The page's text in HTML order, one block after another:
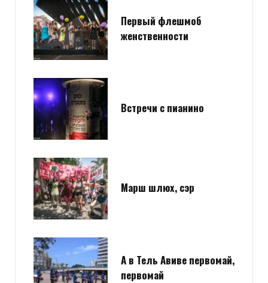
Первый флешмоб
женственности
Встречи с пианино
Марш шлюх, сэр
А в Тель Авиве первомай,
первомай